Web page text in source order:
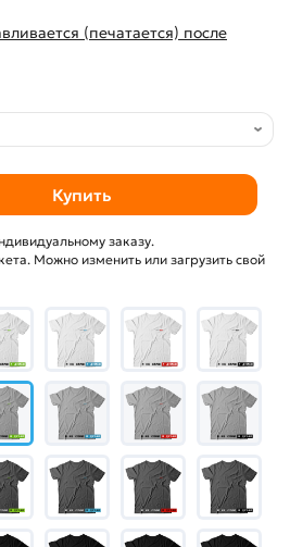
(печатается) после
Купить
заказу.
Можно изменить или загрузить свой